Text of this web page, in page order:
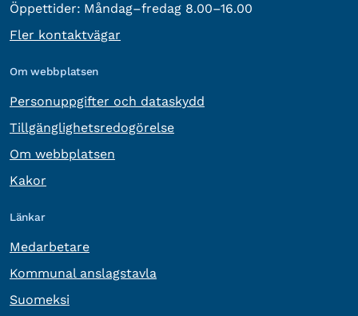
Öppettider: Måndag–fredag 8.00–16.00
Fler kontaktvägar
Om webbplatsen
Personuppgifter och dataskydd
Tillgänglighetsredogörelse
Om webbplatsen
Kakor
Länkar
Medarbetare
Kommunal anslagstavla
Suomeksi